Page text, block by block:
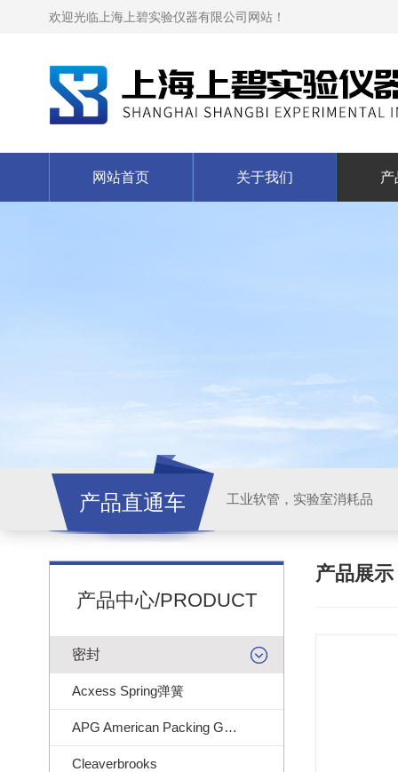
欢迎光临上海上碧实验仪器有限公司网站！
网站首页 关于我们 产
产品直通车 工业软管，实验室消耗品
产品中心/PRODUCT
密封
Acxess Spring弹簧
APG American Packing Gasket
Cleaverbrooks
产品展示